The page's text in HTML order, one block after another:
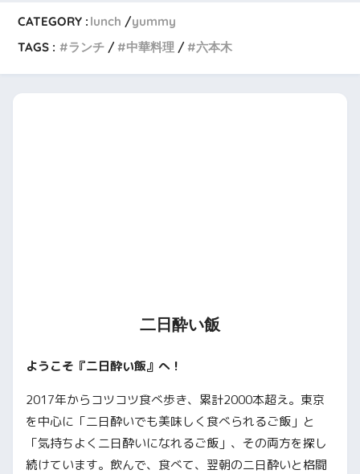
CATEGORY : lunch
yummy
TAGS :
ランチ 中華料理 六本木
二日酔い飯
ようこそ『二日酔い飯』へ！
2017年からコツコツ食べ歩き、累計2000本超え。東京
を中心に「二日酔いでも美味しく食べられるご飯」と
「気持ちよく二日酔いになれるご飯」、その両方を探し
続けています。飲んで、食べて、翌朝の二日酔いと格闘